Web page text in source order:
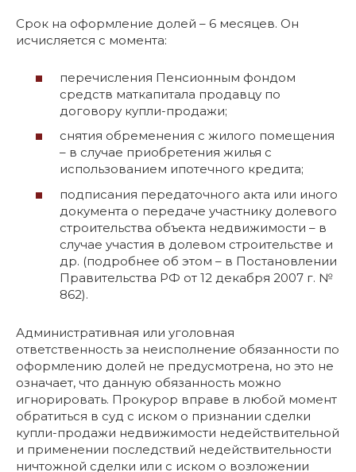
Срок на оформление долей – 6 месяцев. Он
исчисляется с момента:
перечисления Пенсионным фондом
средств маткапитала продавцу по
договору купли-продажи;
снятия обременения с жилого помещения
– в случае приобретения жилья с
использованием ипотечного кредита;
подписания передаточного акта или иного
документа о передаче участнику долевого
строительства объекта недвижимости – в
случае участия в долевом строительстве и
др. (подробнее об этом – в Постановлении
Правительства РФ от 12 декабря 2007 г. №
862).
Административная или уголовная
ответственность за неисполнение обязанности по
оформлению долей не предусмотрена, но это не
означает, что данную обязанность можно
игнорировать. Прокурор вправе в любой момент
обратиться в суд с иском о признании сделки
купли-продажи недвижимости недействительной
и применении последствий недействительности
ничтожной сделки или с иском о возложении